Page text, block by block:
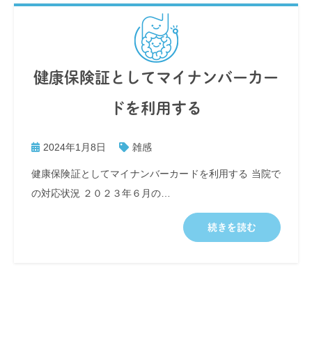
健康保険証としてマイナンバーカー
ドを利用する
2024年1月8日 雑感
健康保険証としてマイナンバーカードを利用する 当院で
の対応状況 ２０２３年６月の…
続きを読む